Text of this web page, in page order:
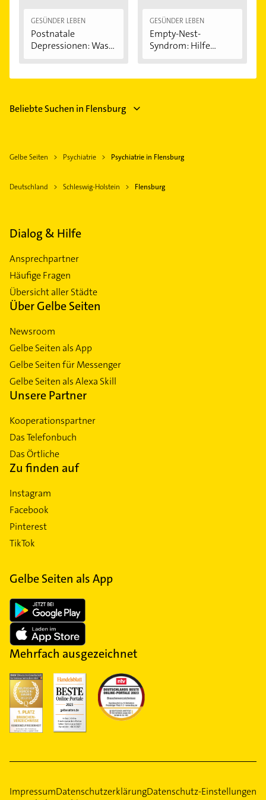
GESÜNDER LEBEN
Postnatale
Depressionen: Was
GESÜNDER LEBEN
Empty-Nest-
Syndrom: Hilfe
Beliebte Suchen in Flensburg
Gelbe Seiten Psychiatrie Psychiatrie in Flensburg
Deutschland Schleswig-Holstein Flensburg
Dialog & Hilfe
Ansprechpartner
Häufige Fragen
Übersicht aller Städte
Über Gelbe Seiten
Newsroom
Gelbe Seiten als App
Gelbe Seiten für Messenger
Gelbe Seiten als Alexa Skill
Unsere Partner
Kooperationspartner
Das Telefonbuch
Das Örtliche
Zu finden auf
Instagram
Facebook
Pinterest
TikTok
Gelbe Seiten als App
Mehrfach ausgezeichnet
ImpressumDatenschutzerklärungDatenschutz-Einstellungen